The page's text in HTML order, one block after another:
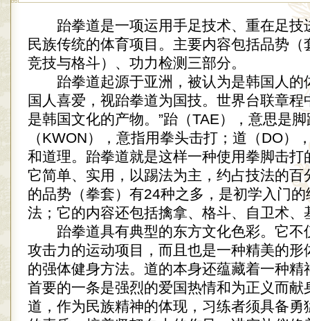
跆拳道是一项运用手足技术、重在足技
民族传统的体育项目。主要内容包括品势（
竞技与格斗）、功力检测三部分。
跆拳道起源于亚洲，被认为是韩国人的
国人喜爱，视跆拳道为国技。世界台联章程
是韩国文化的产物。”跆（TAE），意思是
（KWON），意指用拳头击打；道（DO）
和道理。跆拳道就是这样一种使用拳脚击打
它简单、实用，以踢法为主，约占技法的百
的品势（拳套）有24种之多，是初学入门
法；它的内容还包括擒拿、格斗、自卫术、
跆拳道具有典型的东方文化色彩。它不
攻击力的运动项目，而且也是一种精美的形
的强体健身方法。道的本身还蕴藏着一种精
首要的一条是强烈的爱国热情和为正义而献
道，作为民族精神的体现，习练者须具备勇